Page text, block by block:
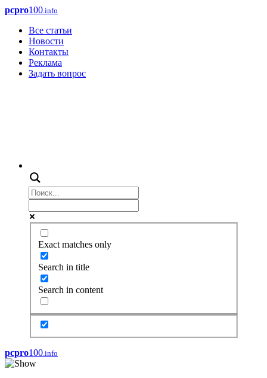
pcpro100.info
Все статьи
Новости
Контакты
Реклама
Задать вопрос
Exact matches only
Search in title
Search in content
pcpro100.info